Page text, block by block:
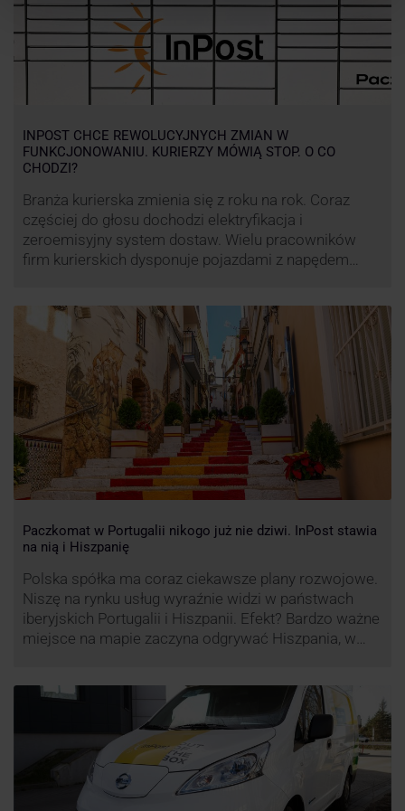
INPOST CHCE REWOLUCYJNYCH ZMIAN W
FUNKCJONOWANIU. KURIERZY MÓWIĄ STOP. O CO
CHODZI?
Branża kurierska zmienia się z roku na rok. Coraz
częściej do głosu dochodzi elektryfikacja i
zeroemisyjny system dostaw. Wielu pracowników
firm kurierskich dysponuje pojazdami z napędem
ale też sposobie rozliczania pracy postanowił
wprowadzić również InPost. To wzbudziło ogromny
sprzeciw pracowników …
Paczkomat w Portugalii nikogo już nie dziwi. InPost stawia
na nią i Hiszpanię
Polska spółka ma coraz ciekawsze plany rozwojowe.
Niszę na rynku usług wyraźnie widzi w państwach
iberyjskich Portugalii i Hiszpanii. Efekt? Bardzo ważne
miejsce na mapie zaczyna odgrywać Hiszpania, w